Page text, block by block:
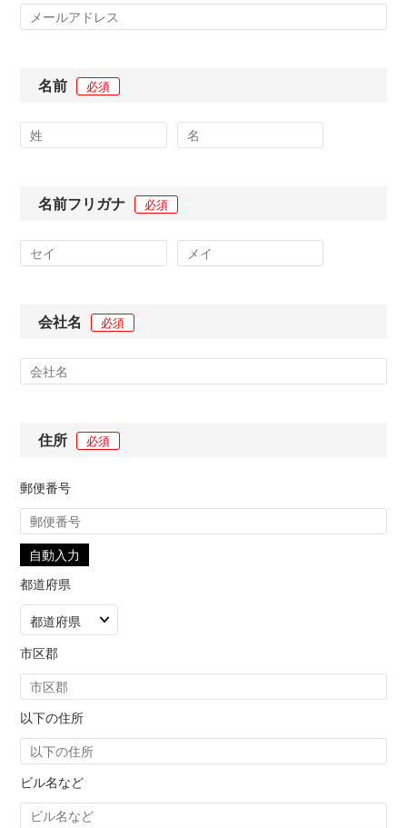
名前 必須
名前フリガナ 必須
会社名 必須
住所 必須
郵便番号
自動入力
都道府県
市区郡
以下の住所
ビル名など